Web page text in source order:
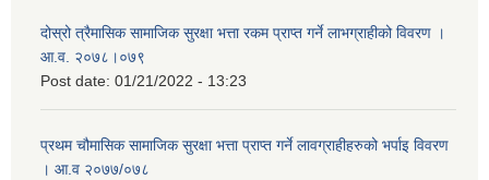
दोस्रो त्रैमासिक सामाजिक सुरक्षा भत्ता रकम प्राप्त गर्ने लाभग्राहीको विवरण ।
आ.व. २०७८।०७९
Post date: 01/21/2022 - 13:23
प्रथम चौमासिक सामाजिक सुरक्षा भत्ता प्राप्त गर्ने लावग्राहीहरुको भर्पाइ विवरण
। आ.व २०७७/०७८